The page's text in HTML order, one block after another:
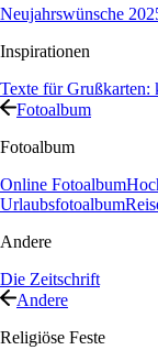
Neujahrswünsche
Inspirationen
Texte für Grußkarten:
Fotoalbum
Fotoalbum
Online Fotoalbum
Urlaubsfotoalbum
Andere
Die Zeitschrift
Andere
Religiöse Feste